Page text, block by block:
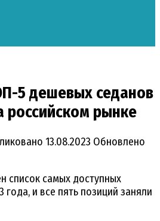
5 дешевых седанов
российском рынке
13.08.2023 Обновлено
список самых доступных
года, и все пять позиций заняли